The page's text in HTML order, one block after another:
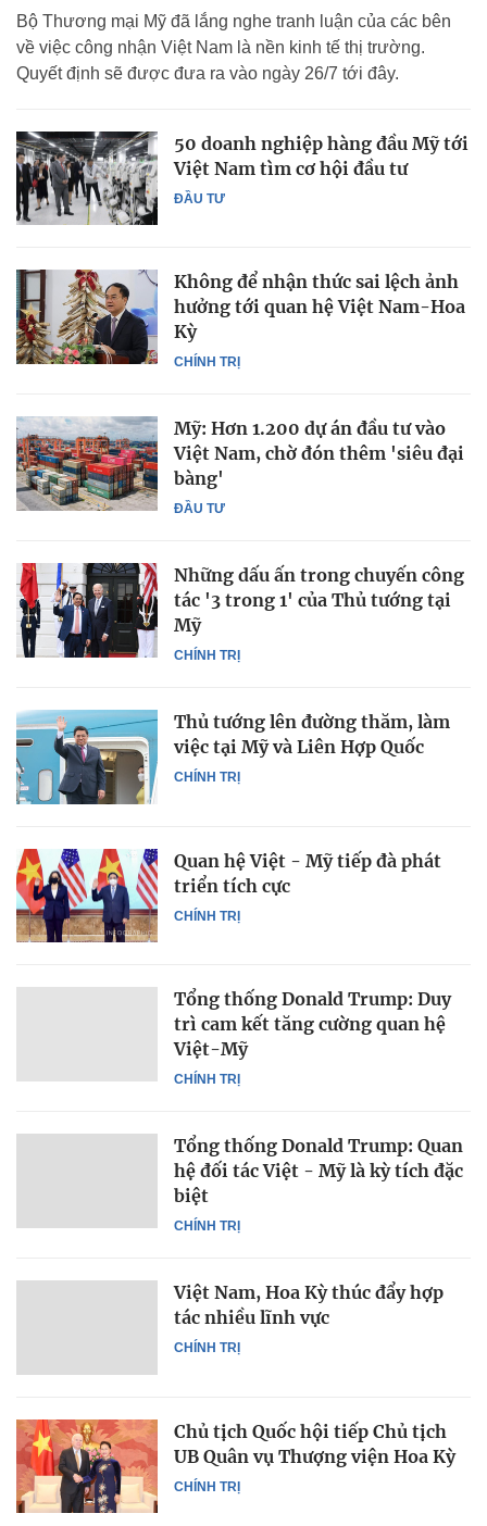
Bộ Thương mại Mỹ đã lắng nghe tranh luận của các bên
về việc công nhận Việt Nam là nền kinh tế thị trường.
Quyết định sẽ được đưa ra vào ngày 26/7 tới đây.
ĐẦU TƯ
50 doanh nghiệp hàng đầu Mỹ tới
Việt Nam tìm cơ hội đầu tư
CHÍNH TRỊ
Không để nhận thức sai lệch ảnh
hưởng tới quan hệ Việt Nam-Hoa
Kỳ
ĐẦU TƯ
Mỹ: Hơn 1.200 dự án đầu tư vào
Việt Nam, chờ đón thêm 'siêu đại
bàng'
CHÍNH TRỊ
Những dấu ấn trong chuyến công
tác '3 trong 1' của Thủ tướng tại
Mỹ
CHÍNH TRỊ
Thủ tướng lên đường thăm, làm
việc tại Mỹ và Liên Hợp Quốc
CHÍNH TRỊ
Quan hệ Việt - Mỹ tiếp đà phát
triển tích cực
CHÍNH TRỊ
Tổng thống Donald Trump: Duy
trì cam kết tăng cường quan hệ
Việt-Mỹ
CHÍNH TRỊ
Tổng thống Donald Trump: Quan
hệ đối tác Việt - Mỹ là kỳ tích đặc
biệt
CHÍNH TRỊ
Việt Nam, Hoa Kỳ thúc đẩy hợp
tác nhiều lĩnh vực
CHÍNH TRỊ
Chủ tịch Quốc hội tiếp Chủ tịch
UB Quân vụ Thượng viện Hoa Kỳ